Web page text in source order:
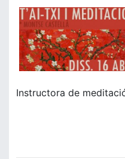
Instructora de